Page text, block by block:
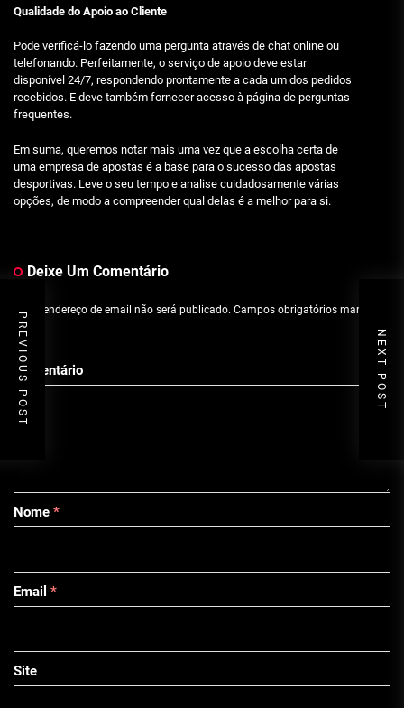
Qualidade do Apoio ao Cliente
Pode verificá-lo fazendo uma pergunta através de chat online ou
telefonando. Perfeitamente, o serviço de apoio deve estar
disponível 24/7, respondendo prontamente a cada um dos pedidos
recebidos. E deve também fornecer acesso à página de perguntas
frequentes.
Em suma, queremos notar mais uma vez que a escolha certa de
uma empresa de apostas é a base para o sucesso das apostas
desportivas. Leve o seu tempo e analise cuidadosamente várias
opções, de modo a compreender qual delas é a melhor para si.
Deixe Um Comentário
O seu endereço de email não será publicado. Campos obrigatórios marcados
com
Comentário
Nome *
Email *
Site
PREVIOUS POST NEXT POST